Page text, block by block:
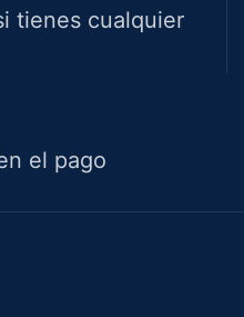
tienes cualquier
el pago